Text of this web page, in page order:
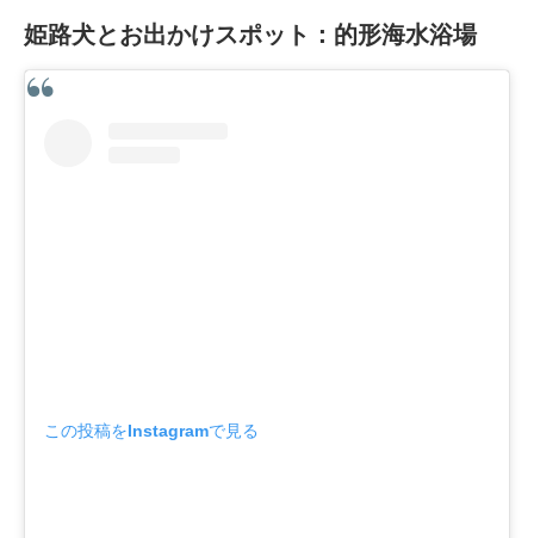
姫路犬とお出かけスポット：的形海水浴場
この投稿をInstagramで見る